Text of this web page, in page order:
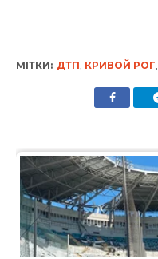
МІТКИ: ДТП, КРИВОЙ РОГ,